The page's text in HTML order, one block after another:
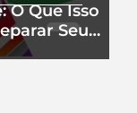
O Que Isso
Seu